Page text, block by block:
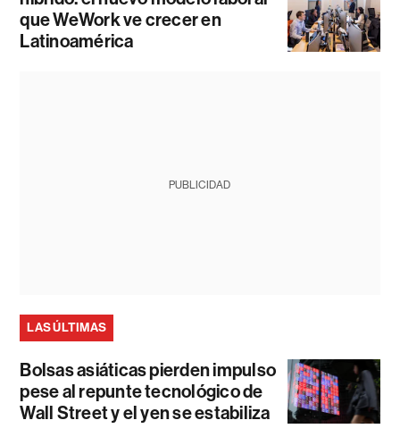
que WeWork ve crecer en
Latinoamérica
PUBLICIDAD
LAS ÚLTIMAS
Bolsas asiáticas pierden impulso
pese al repunte tecnológico de
Wall Street y el yen se estabiliza